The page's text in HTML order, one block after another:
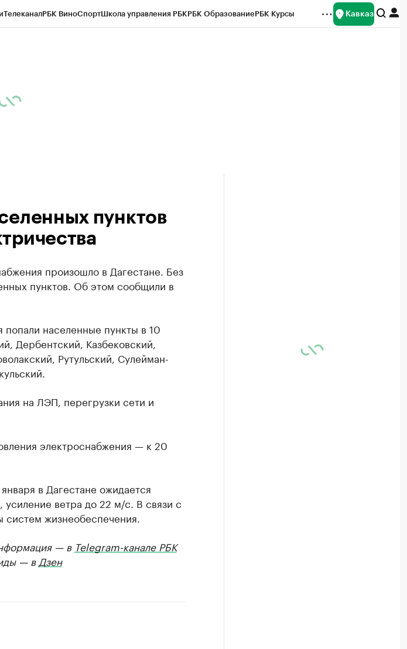
ТелеканалРБК ВиноСпортШкола управления РБКРБК ОбразованиеРБК Курсы Кавказ
пунктов
произошло в Дагестане. Без
пунктов. Об этом сообщили в
попали населенные пункты в 10
Дербентский, Казбековский,
Рутульский, Сулейман-
на ЛЭП, перегрузки сети и
электроснабжения — к 20
января в Дагестане ожидается
усиление ветра до 22 м/с. В связи с
жизнеобеспечения.
— в Telegram-канале РБК
— в Дзен